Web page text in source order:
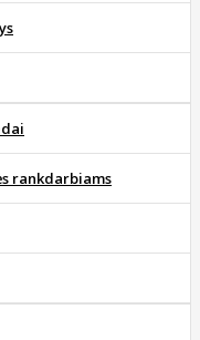
rankdarbiams